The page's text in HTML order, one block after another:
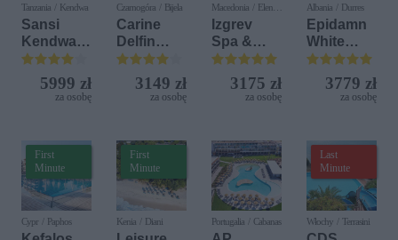
Tanzania / Kendwa
Sansi
Kendwa
Beach
Resort
5999 zł
za osobę
Czarnogóra / Bijela
Carine
Delfin
Bijela (ex.
Iberostar
Bijela
3149 zł
za osobę
Macedonia / Elen
Kamen
Izgrev
Spa &
Aquapark
3175 zł
za osobę
Albania / Durres
Epidamn
White
Sensation
3779 zł
za osobę
First
Minute
Cypr / Paphos
First
Minute
Kenia / Diani Portugalia / Cabanas
Last
Minute
Włochy / Terrasini